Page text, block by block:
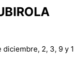
diciembre, 2, 3, 9 y